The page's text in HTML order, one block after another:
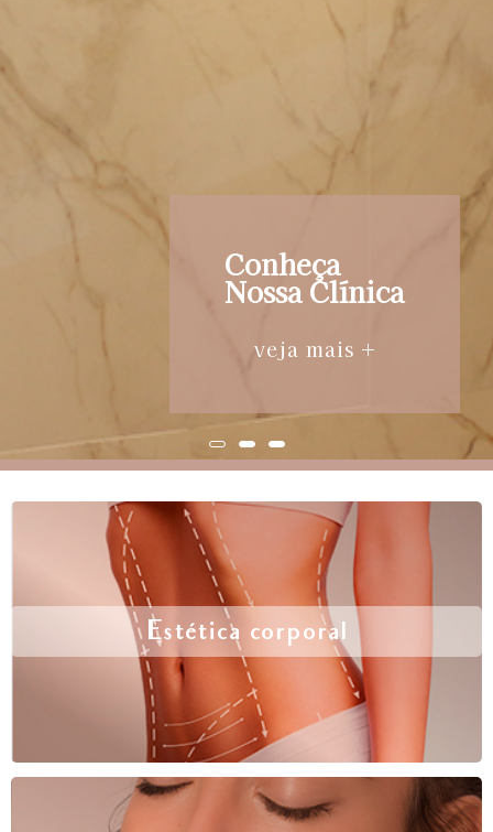
Conheça
Nossa Clínica
veja mais +
Estética corporal